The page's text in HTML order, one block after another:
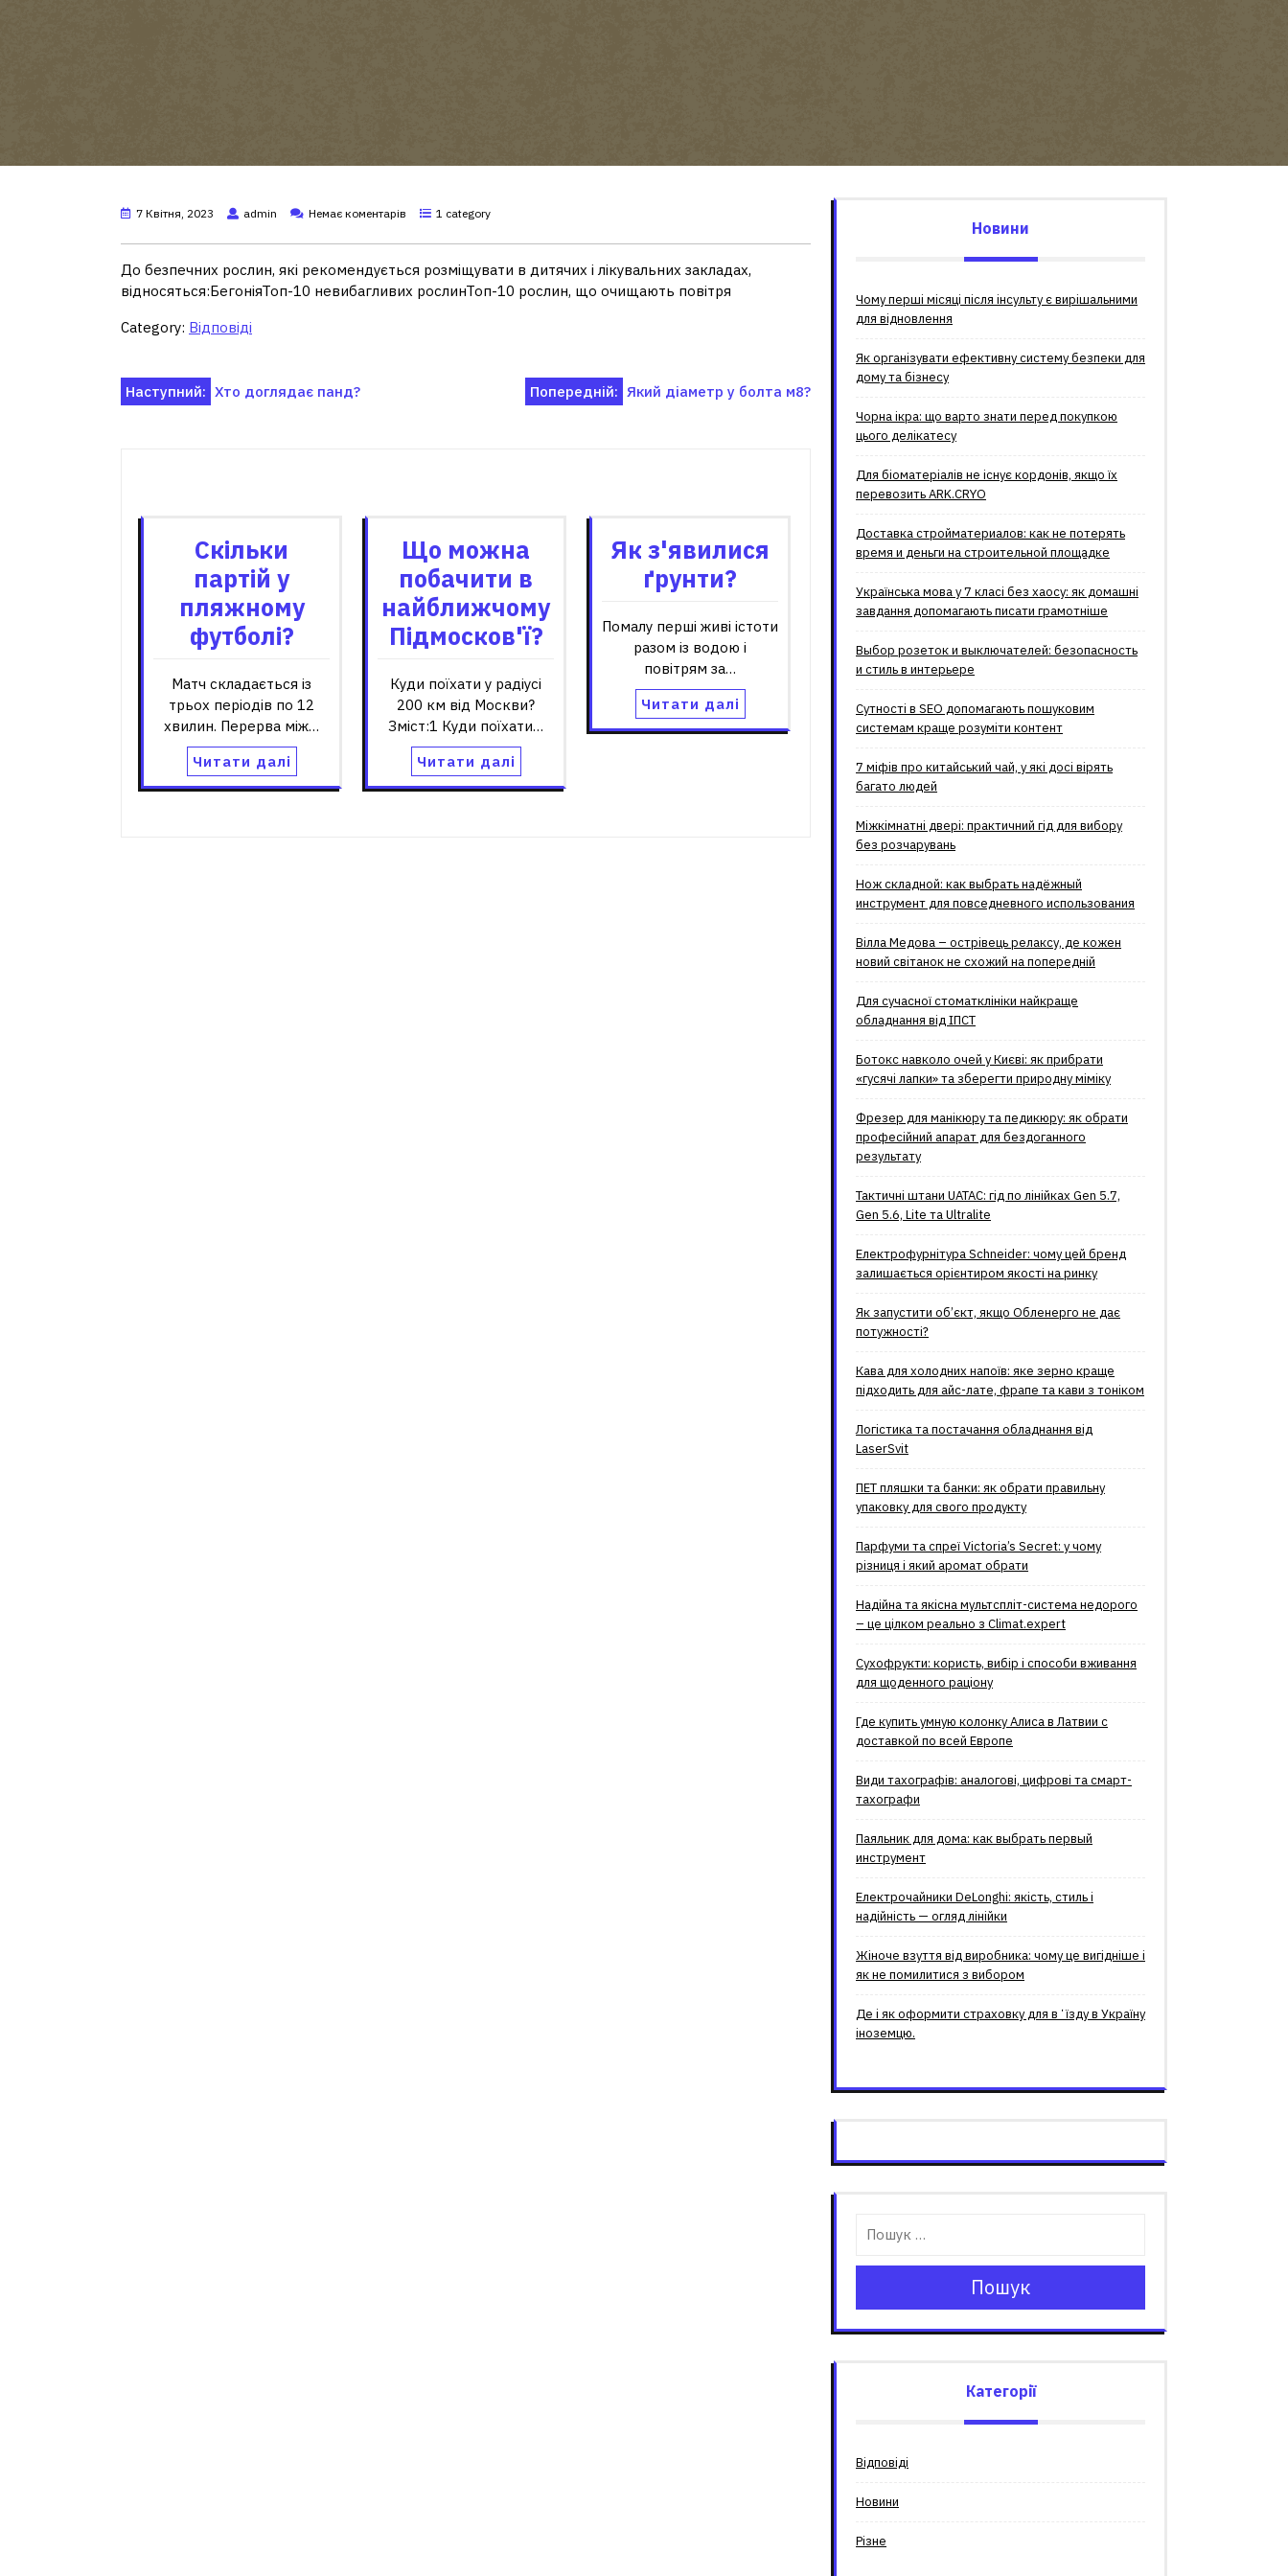
7 Квітня, 2023 admin Немає коментарів 1 category
До безпечних рослин, які рекомендується розміщувати в дитячих і лікувальних закладах,
відносяться:БегоніяТоп-10 невибагливих рослинТоп-10 рослин, що очищають повітря
Category: Відповіді
Навігація
Попередній: Який діаметр у болта м8?
Наступний: Хто доглядає панд?
Скільки
партій у
пляжному
футболі?
Матч складається із
трьох періодів по 12
хвилин. Перерва між…
Читати далі
Що можна
побачити в
найближчому
Підмосков'ї?
Куди поїхати у радіусі
200 км від Москви?
Зміст:1 Куди поїхати…
Читати далі
Як з'явилися
ґрунти?
Помалу перші живі істоти
разом із водою і
повітрям за…
Читати далі
Новини
Чому перші місяці після інсульту є вирішальними
для відновлення
Як організувати ефективну систему безпеки для
дому та бізнесу
Чорна ікра: що варто знати перед покупкою
цього делікатесу
Для біоматеріалів не існує кордонів, якщо їх
перевозить ARK.CRYO
Доставка стройматериалов: как не потерять
время и деньги на строительной площадке
Українська мова у 7 класі без хаосу: як домашні
завдання допомагають писати грамотніше
Выбор розеток и выключателей: безопасность
и стиль в интерьере
Сутності в SEO допомагають пошуковим
системам краще розуміти контент
7 міфів про китайський чай, у які досі вірять
багато людей
Міжкімнатні двері: практичний гід для вибору
без розчарувань
Нож складной: как выбрать надёжный
инструмент для повседневного использования
Вілла Медова – острівець релаксу, де кожен
новий світанок не схожий на попередній
Для сучасної стоматклініки найкраще
обладнання від ІПСТ
Ботокс навколо очей у Києві: як прибрати
«гусячі лапки» та зберегти природну міміку
Фрезер для манікюру та педикюру: як обрати
професійний апарат для бездоганного
результату
Тактичні штани UATAC: гід по лінійках Gen 5.7,
Gen 5.6, Lite та Ultralite
Електрофурнітура Schneider: чому цей бренд
залишається орієнтиром якості на ринку
Як запустити об’єкт, якщо Обленерго не дає
потужності?
Кава для холодних напоїв: яке зерно краще
підходить для айс-лате, фрапе та кави з тоніком
Логістика та постачання обладнання від
LaserSvit
ПЕТ пляшки та банки: як обрати правильну
упаковку для свого продукту
Парфуми та спреї Victoria’s Secret: у чому
різниця і який аромат обрати
Надійна та якісна мультспліт-система недорого
– це цілком реально з Climat.еxpert
Сухофрукти: користь, вибір і способи вживання
для щоденного раціону
Где купить умную колонку Алиса в Латвии с
доставкой по всей Европе
Види тахографів: аналогові, цифрові та смарт-
тахографи
Паяльник для дома: как выбрать первый
инструмент
Електрочайники DeLonghi: якість, стиль і
надійність — огляд лінійки
Жіноче взуття від виробника: чому це вигідніше і
як не помилитися з вибором
Де і як оформити страховку для вʼїзду в Україну
іноземцю.
Пошук
Категорії
Відповіді
Новини
Різне